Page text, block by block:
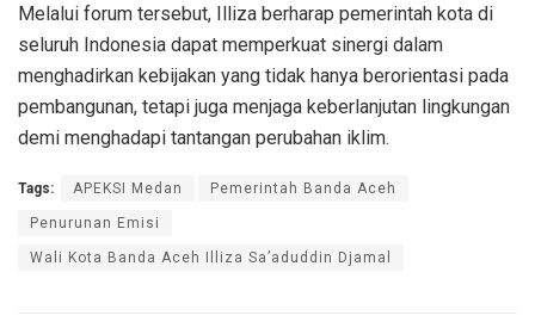
Melalui forum tersebut, Illiza berharap pemerintah kota di
seluruh Indonesia dapat memperkuat sinergi dalam
menghadirkan kebijakan yang tidak hanya berorientasi pada
pembangunan, tetapi juga menjaga keberlanjutan lingkungan
demi menghadapi tantangan perubahan iklim.
Tags: APEKSI Medan Pemerintah Banda Aceh
Penurunan Emisi
Wali Kota Banda Aceh Illiza Sa’aduddin Djamal